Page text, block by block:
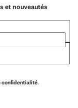
et nouveautés
confidentialité.